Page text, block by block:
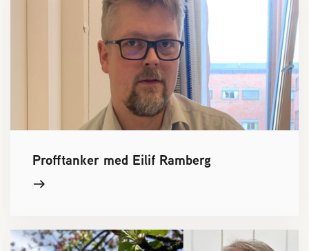
Profftanker med Eilif Ramberg